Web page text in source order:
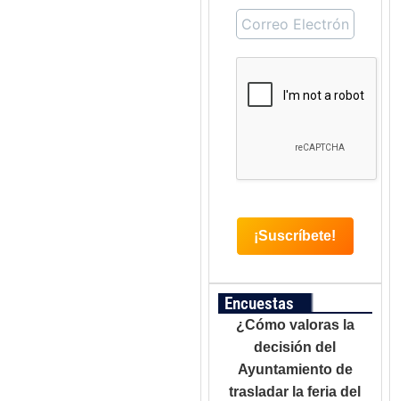
Encuestas
¿Cómo valoras la
decisión del
Ayuntamiento de
trasladar la feria del